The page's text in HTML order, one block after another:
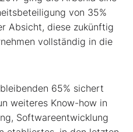
von 35%
Absicht, diese zukünftig
vollständig in die
65% sichert
weiteres Know-how in
Softwareentwicklung